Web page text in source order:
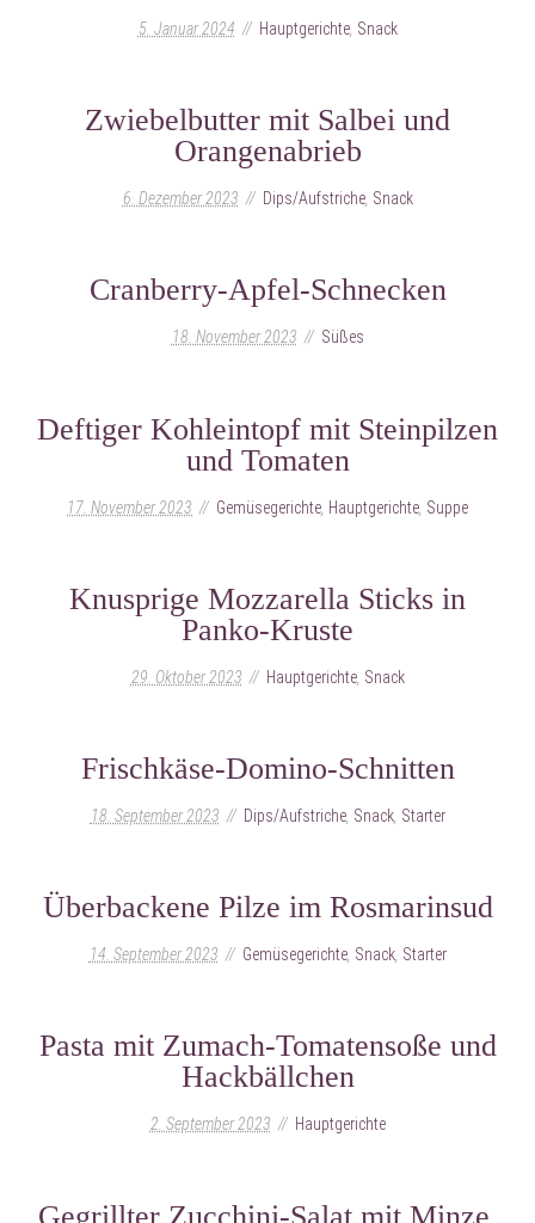
5. Januar 2024 Hauptgerichte, Snack
Zwiebelbutter mit Salbei und
Orangenabrieb
6. Dezember 2023 Dips/Aufstriche, Snack
Cranberry-Apfel-Schnecken
18. November 2023 Süßes
Deftiger Kohleintopf mit Steinpilzen
und Tomaten
17. November 2023 Gemüsegerichte Hauptgerichte Suppe
Knusprige Mozzarella Sticks in
Panko-Kruste
29. Oktober 2023 Hauptgerichte, Snack
Frischkäse-Domino-Schnitten
18. September 2023 Dips/Aufstriche, Snack, Starter
Überbackene Pilze im Rosmarinsud
14. September 2023 Gemüsegerichte, Snack, Starter
Pasta mit Zumach-Tomatensoße und
Hackbällchen
2. September 2023 Hauptgerichte